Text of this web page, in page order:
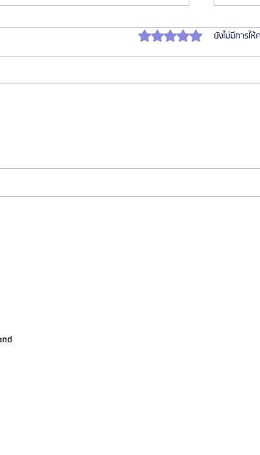
รนด์โอกาสสร้างรายได้สูงในตลาด
ประเ
ได้รับ 0 เต็ม 5 ดาวยังไม่มีการให้